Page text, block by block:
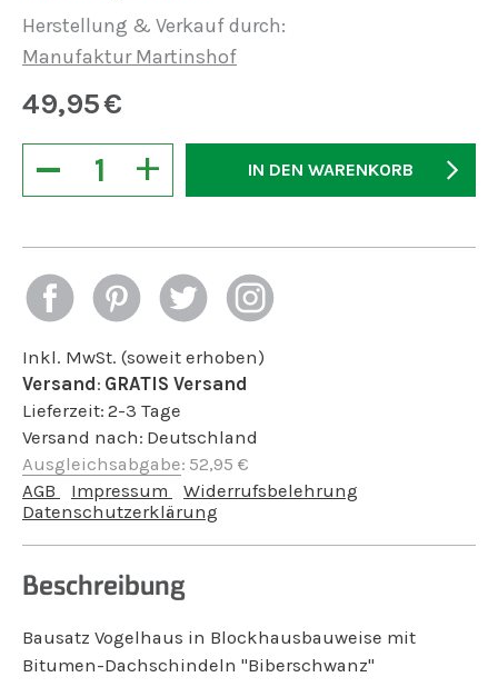
Herstellung & Verkauf durch:
Manufaktur Martinshof
49,95€
+
− IN DEN WARENKORB
Inkl. MwSt. (soweit erhoben)
Versand: GRATIS Versand
Lieferzeit: 2-3 Tage
Versand nach: Deutschland
Ausgleichsabgabe: 52,95 €
AGB
Impressum
Widerrufsbelehrung
Datenschutzerklärung
Beschreibung
Bausatz Vogelhaus in Blockhausbauweise mit
Bitumen-Dachschindeln "Biberschwanz"